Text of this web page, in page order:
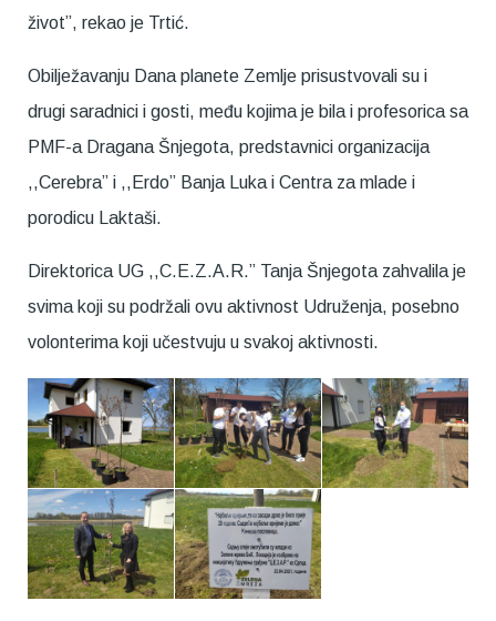
život”, rekao je Trtić.
Obilježavanju Dana planete Zemlje prisustvovali su i
drugi saradnici i gosti, među kojima je bila i profesorica sa
PMF-a Dragana Šnjegota, predstavnici organizacija
,,Cerebra” i ,,Erdo” Banja Luka i Centra za mlade i
porodicu Laktaši.
Direktorica UG ,,C.E.Z.A.R.” Tanja Šnjegota zahvalila je
svima koji su podržali ovu aktivnost Udruženja, posebno
volonterima koji učestvuju u svakoj aktivnosti.